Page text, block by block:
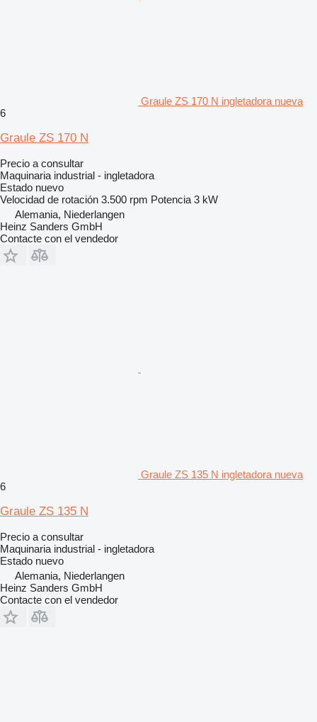
Graule ZS 170 N ingletadora nueva
6
Graule ZS 170 N
Precio a consultar
Maquinaria industrial - ingletadora
Estado nuevo
Velocidad de rotación 3.500 rpm Potencia 3 kW
Alemania, Niederlangen
Heinz Sanders GmbH
Contacte con el vendedor
Graule ZS 135 N ingletadora nueva
6
Graule ZS 135 N
Precio a consultar
Maquinaria industrial - ingletadora
Estado nuevo
Alemania, Niederlangen
Heinz Sanders GmbH
Contacte con el vendedor